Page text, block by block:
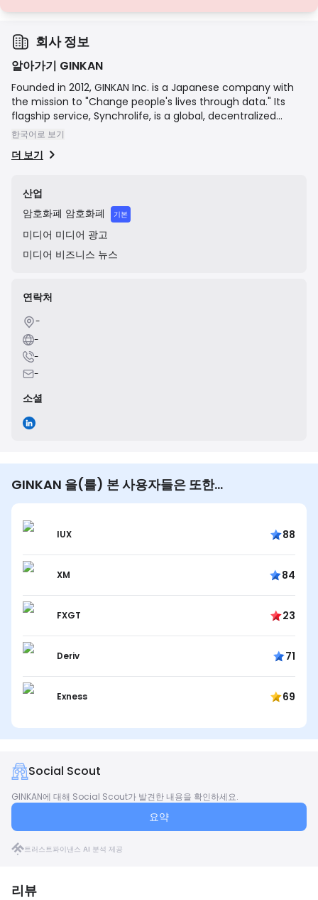
회사 정보
알아가기 GINKAN
Founded in 2012, GINKAN Inc. is a Japanese company with
the mission to "Change people's lives through data." Its
flagship service, Synchrolife, is a global, decentralized
restaurant review platform that rewards users with the
quality reviews and photos. The platform uses AI to provide
create a new economic ecosystem for the restaurant
industry by also offering crypto-based loyalty points and
marketing solutions for participating restaurants.
한국어로 보기
더 보기
산업
암호화폐 암호화폐 기본
미디어 미디어 광고
미디어 비즈니스 뉴스
연락처
-
-
-
-
소셜
GINKAN 을(를) 본 사용자들은 또한…
IUX 88
XM 84
FXGT 23
Deriv 71
Exness 69
Social Scout
GINKAN에 대해 Social Scout가 발견한 내용을 확인하세요.
요약
트러스트파이낸스 AI 분석 제공
리뷰